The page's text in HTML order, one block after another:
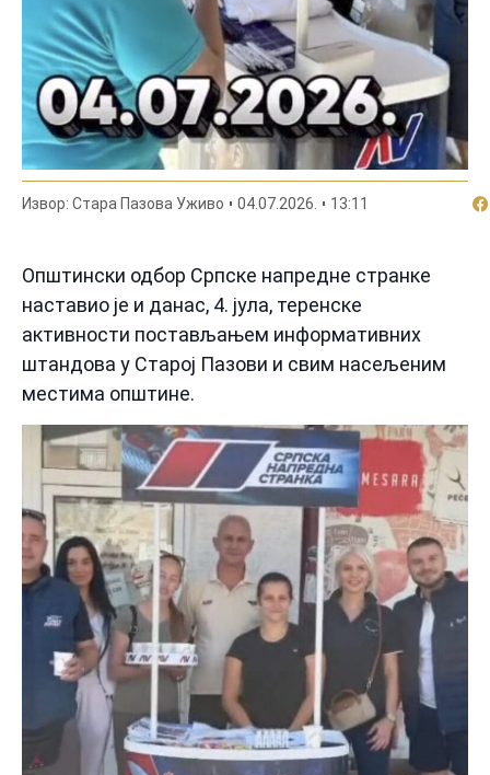
Извор: Стара Пазова Уживо 04.07.2026. 13:11
Општински одбор Српске напредне странке
наставио је и данас, 4. јула, теренске
активности постављањем информативних
штандова у Старој Пазови и свим насељеним
местима општине.